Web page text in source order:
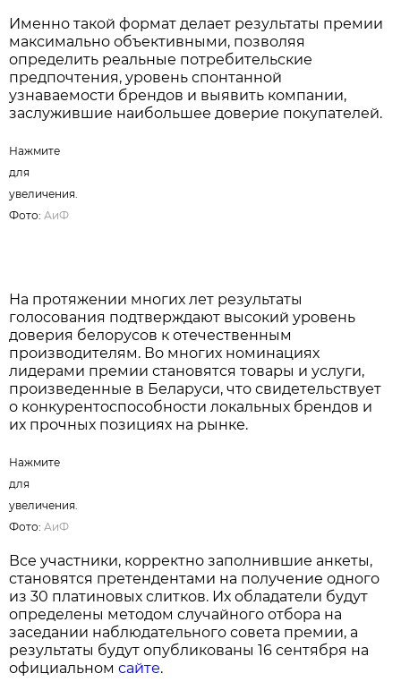
Нажмите для увеличения. Фото:
Именно такой формат делает результаты премии
заслужившие наибольшее доверие покупателей.
Нажмите для увеличения. Фото: АиФ
На протяжении многих лет результаты